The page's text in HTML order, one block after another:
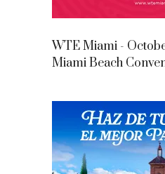
WTE Miami -
Miami Beach